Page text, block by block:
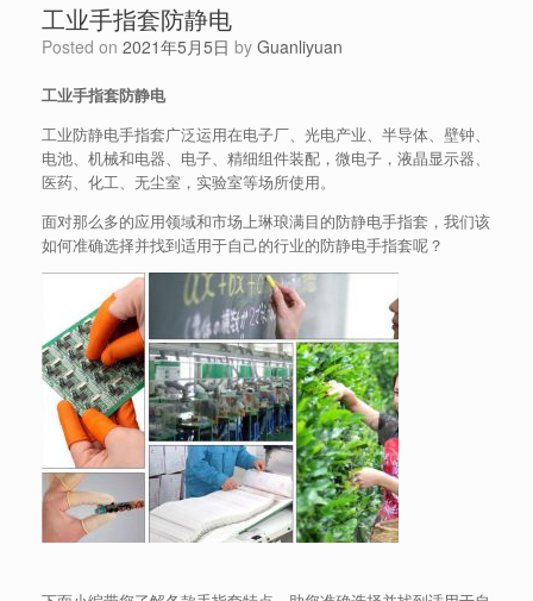
工业手指套防静电
Posted on 2021年5月5日 by Guanliyuan
工业手指套防静电
工业防静电手指套广泛运用在电子厂、光电产业、半导体、壁钟、
电池、机械和电器、电子、精细组件装配，微电子，液晶显示器、
医药、化工、无尘室，实验室等场所使用。
面对那么多的应用领域和市场上琳琅满目的防静电手指套，我们该
如何准确选择并找到适用于自己的行业的防静电手指套呢？